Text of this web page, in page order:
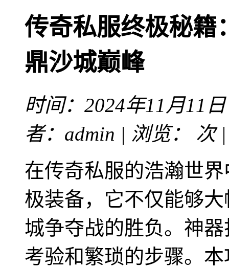
传奇私服终极秘籍
鼎沙城巅峰
时间：2024年11月11
者：admin | 浏览：
次
在传奇私服的浩瀚世
极装备，它不仅能够
城争夺战的胜负。神
考验和繁琐的步骤。